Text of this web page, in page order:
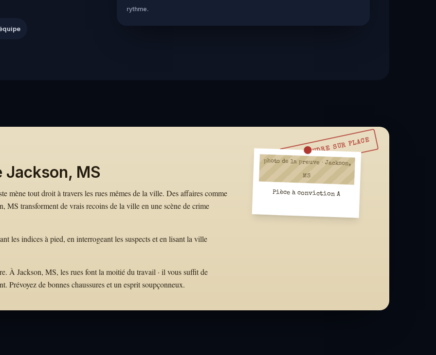
rythme.
À RÉSOUDRE SUR PLACE
Jackson, MS
mène tout droit à travers les rues mêmes de la ville. Des affaires comme
MS transforment de vrais recoins de la ville en une scène de crime
les indices à pied, en interrogeant les suspects et en lisant la ville
À Jackson, MS, les rues font la moitié du travail · il vous suffit de
Prévoyez de bonnes chaussures et un esprit soupçonneux.
photo de la preuve · Jackson,
MS
Pièce à conviction A